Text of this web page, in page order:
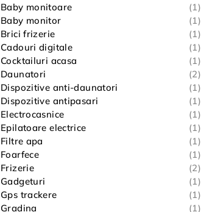
Baby monitoare
(1)
Baby monitor
(1)
Brici frizerie
(1)
Cadouri digitale
(1)
Cocktailuri acasa
(1)
Daunatori
(2)
Dispozitive anti-daunatori
(1)
Dispozitive antipasari
(1)
Electrocasnice
(1)
Epilatoare electrice
(1)
Filtre apa
(1)
Foarfece
(1)
Frizerie
(2)
Gadgeturi
(1)
Gps trackere
(1)
Gradina
(1)